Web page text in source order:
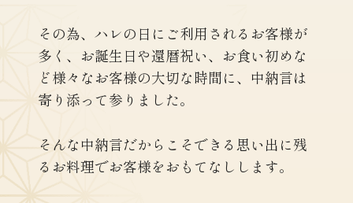
その為、ハレの日にご利用されるお客様が
多く、 お誕生日や還暦祝い、お食い初めな
ど様々なお客様の大切な時間に、 中納言は
寄り添って参りました。
そんな中納言だからこそできる 思い出に残
るお料理でお客様をおもてなしします。